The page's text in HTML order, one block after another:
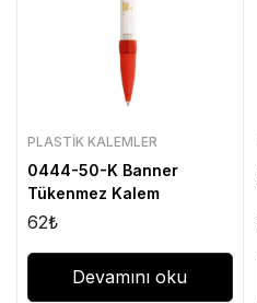
PLASTIK KALEMLER
0444-50-K Banner
Tükenmez Kalem
62₺
Devamını oku